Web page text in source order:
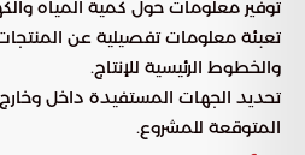
توفير معلومات حول كمية المياه
تعبئة معلومات تفصيلية عن
والخطوط الرئيسية للإنتاج.
تحديد الجهات المستفيدة داخل وخارج
المتوقعة للمشروع.